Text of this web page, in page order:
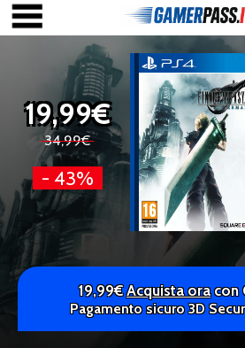
19,99€
34,99€
- 43%
19,99€Acquista oracon
Pagamento sicuro 3D